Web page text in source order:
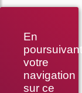
En
poursuivant
votre
navigation
sur ce